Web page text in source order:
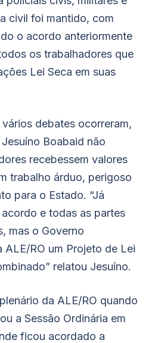
civil foi mantido, com
o acordo anteriormente
os trabalhadores que
Lei Seca em suas
debates ocorreram,
Boabaid não
recebessem valores
trabalho árduo, perigoso
para o Estado. “Já
e todas as partes
mas o Governo
ALE/RO um Projeto de Lei
relatou Jesuíno.
da ALE/RO quando
a Sessão Ordinária em
ficou acordado a